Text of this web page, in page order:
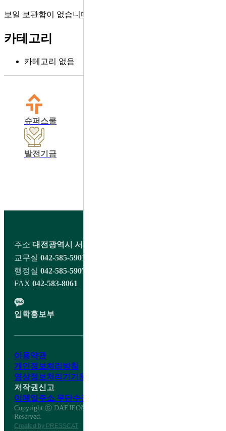
보일 보관함이 없습니다.
카테고리
카테고리 없음
슈퍼스쿨
발전기금
주소 대전광역시 서구 오량1길 98 대전대신고등학교
교무실 042-585-5901~2
행정실 042-585-5907
FAX 042-583-8061
입학홍보부
이용약관
개인정보처리방침
영상정보처리기기운영·관리방침
저작권신고
이메일주소 무단수집거부
Copyright ⓒ DAEJEON DAESHIN HIGH SCHOOL All Right
Reserved.
Created by PRESSCAT